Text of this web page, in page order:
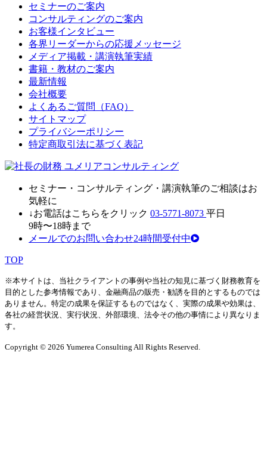
セミナーのご案内
コンサルティングのご案内
お客様インタビュー
各界リーダーからの応援メッセージ
メディア掲載・講演執筆実績
書籍・教材のご案内
最新情報
会社概要
よくあるご質問（FAQ）
サイトマップ
プライバシーポリシー
特定商取引法に基づく表記
セミナー・ コンサルティング・ 講演執筆のご相談はお
気軽に
↓お電話はこちらをクリック 03-5771-8073 平日
9時〜18時まで
メールでのお問い合わせ24時間受付中
TOP
※本サイトは、当社クライアントの事例や当社の知見に基づく財務教育を
目的とした参考情報であり、金融商品の販売・勧誘を目的とするものでは
ありません。特定の成果を保証するものではなく、実際の成果や効果は、
各社の経営状況、実行状況、外部環境、法令その他の事情により異なりま
す。
Copyright © 2026 Yumerea Consulting All Rights Reserved.